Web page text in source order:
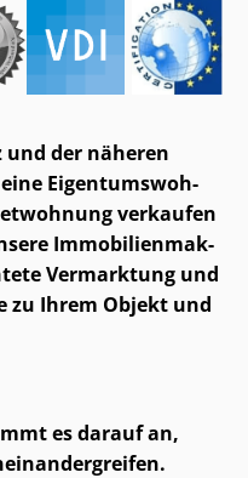
und der näheren
Ei­gen­tums­woh­
verkaufen
Im­mo­bi­li­en­mak­
Vermarktung und
zu Ihrem Objekt und
es darauf an,